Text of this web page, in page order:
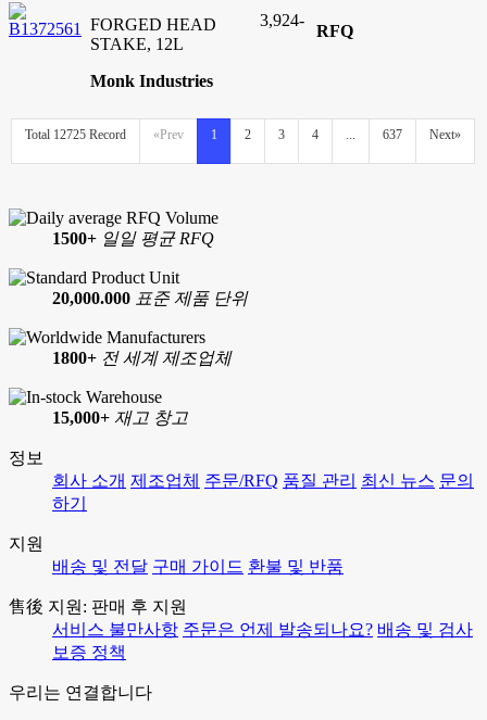
FORGED HEAD
STAKE, 12L
Monk Industries
3,924-
RFQ
Total 12725 Record «Prev 1 2 3 4 ... 637 Next»
1500+ 일일 평균 RFQ
20,000.000 표준 제품 단위
1800+ 전 세계 제조업체
15,000+ 재고 창고
정보
회사 소개 제조업체 주문/RFQ 품질 관리 최신 뉴스 문의
하기
지원
배송 및 전달 구매 가이드 환불 및 반품
售後 지원: 판매 후 지원
서비스 불만사항 주문은 언제 발송되나요? 배송 및 검사
보증 정책
우리는 연결합니다